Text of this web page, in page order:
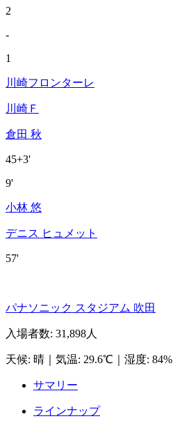
2
-
1
川崎フロンターレ
川崎Ｆ
倉田 秋
45+3'
9'
小林 悠
デニス ヒュメット
57'
パナソニック スタジアム 吹田
入場者数: 31,898人
天候: 晴 気温: 29.6℃ 湿度: 84%
サマリー
ラインナップ